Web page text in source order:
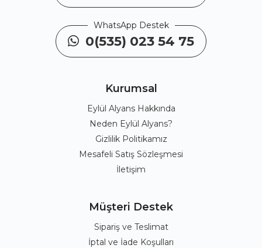
WhatsApp Destek
0(535) 023 54 75
Kurumsal
Eylül Alyans Hakkında
Neden Eylül Alyans?
Gizlilik Politikamız
Mesafeli Satış Sözleşmesi
İletişim
Müşteri Destek
Sipariş ve Teslimat
İptal ve İade Koşulları